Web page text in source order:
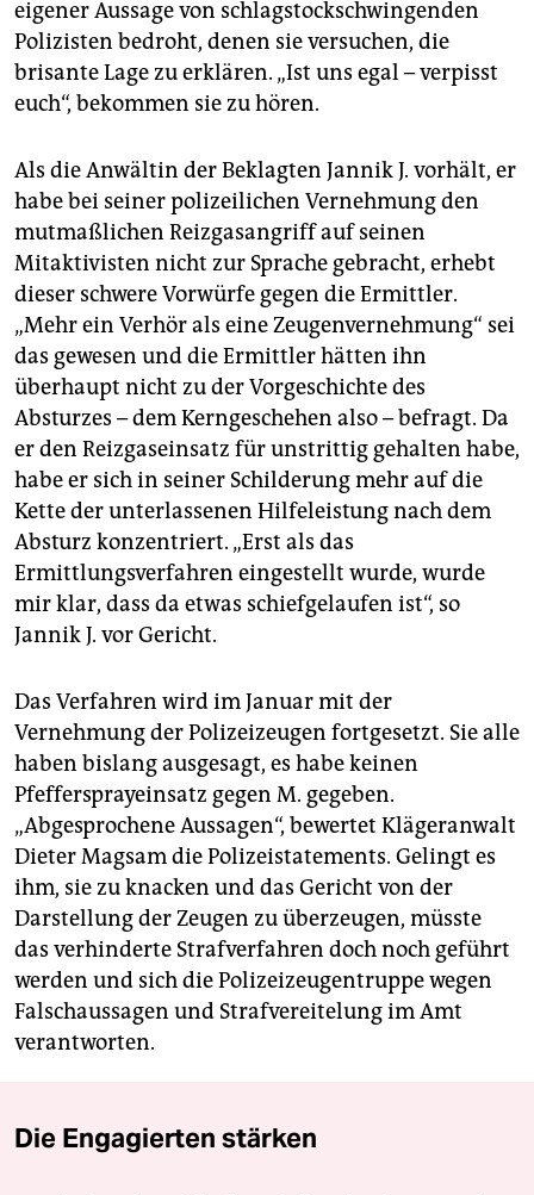
eigener Aussage von schlagstockschwingenden
Polizisten bedroht, denen sie versuchen, die
brisante Lage zu erklären. „Ist uns egal – verpisst
euch“, bekommen sie zu hören.
Als die Anwältin der Beklagten Jannik J. vorhält, er
habe bei seiner polizeilichen Vernehmung den
mutmaßlichen Reizgasangriff auf seinen
Mitaktivisten nicht zur Sprache gebracht, erhebt
dieser schwere Vorwürfe gegen die Ermittler.
„Mehr ein Verhör als eine Zeugenvernehmung“ sei
das gewesen und die Ermittler hätten ihn
überhaupt nicht zu der Vorgeschichte des
Absturzes – dem Kerngeschehen also – befragt. Da
er den Reizgaseinsatz für unstrittig gehalten habe,
habe er sich in seiner Schilderung mehr auf die
Kette der unterlassenen Hilfeleistung nach dem
Absturz konzentriert. „Erst als das
Ermittlungsverfahren eingestellt wurde, wurde
mir klar, dass da etwas schiefgelaufen ist“, so
Jannik J. vor Gericht.
Das Verfahren wird im Januar mit der
Vernehmung der Polizeizeugen fortgesetzt. Sie alle
haben bislang ausgesagt, es habe keinen
Pfeffersprayeinsatz gegen M. gegeben.
„Abgesprochene Aussagen“, bewertet Klägeranwalt
Dieter Magsam die Polizeistatements. Gelingt es
ihm, sie zu knacken und das Gericht von der
Darstellung der Zeugen zu überzeugen, müsste
das verhinderte Strafverfahren doch noch geführt
werden und sich die Polizeizeugentruppe wegen
Falschaussagen und Strafvereitelung im Amt
verantworten.
Die Engagierten stärken